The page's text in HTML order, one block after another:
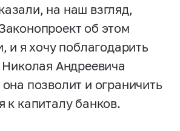
на наш взгляд,
об этом
и я хочу поблагодарить
Андреевича
позволит и ограничить
к капиталу банков.